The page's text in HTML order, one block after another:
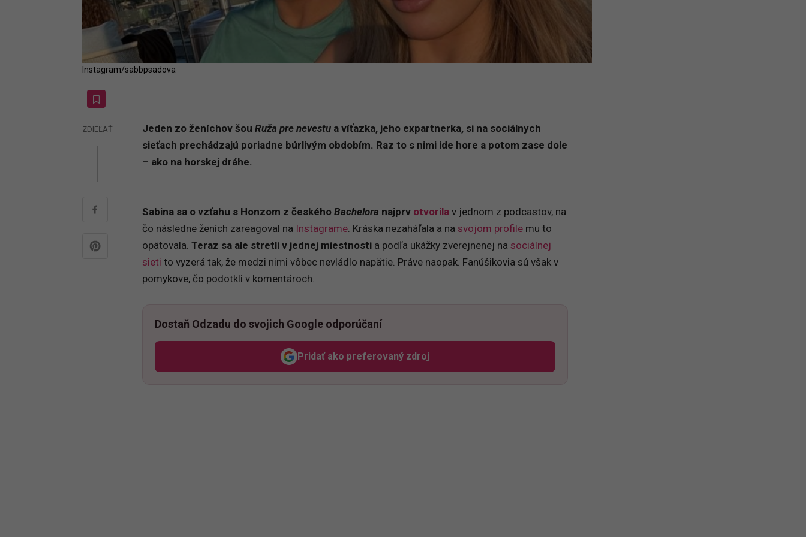
Instagram/sabbpsadova
ZDIEĽAŤ Jeden zo ženíchov šou Ruža pre nevestu a víťazka, jeho expartnerka, si na sociálnych
sieťach prechádzajú poriadne búrlivým obdobím. Raz to s nimi ide hore a potom zase dole
– ako na horskej dráhe.
Sabina sa o vzťahu s Honzom z českého Bachelora najprv otvorila v jednom z podcastov, na
čo následne ženích zareagoval na Instagrame . Kráska nezaháľala a na svojom profile mu to
opätovala. Teraz sa ale stretli v jednej miestnosti a podľa ukážky zverejnenej na sociálnej
sieti to vyzerá tak, že medzi nimi vôbec nevládlo napätie. Práve naopak. Fanúšikovia sú však v
pomykove, čo podotkli v komentároch.
Dostaň Odzadu do svojich Google odporúčaní
Pridať ako preferovaný zdroj
Odzadu, odkaz sa otvorí v novom okne